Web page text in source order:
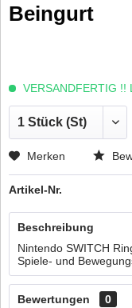
Beingurt
VERSANDFERTIG
Merken
Artikel-Nr.
Beschreibung
Nintendo SWITCH
Spiele- und
Bewertungen
0